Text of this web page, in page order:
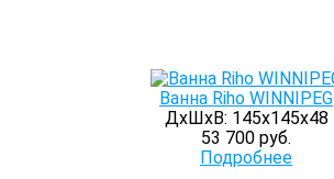
Ванна Riho WINNIPEG
ДхШхВ: 145х145х48
53 700 руб.
Подробнее